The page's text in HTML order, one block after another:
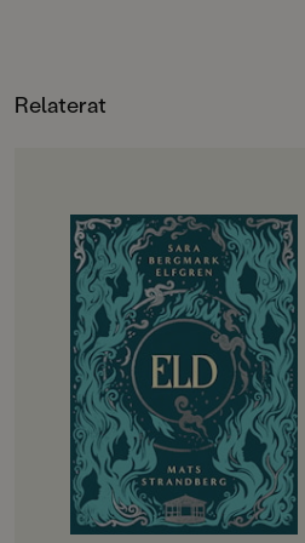
Relaterat
OM BOKEN
De utvalda ska börja andra året på
gymnasiet. Hela sommarlovet har
de hållit andan i väntan på
demonernas nästa drag. Men hotet
kommer från ett håll de aldrig
kunnat förutse. Det blir alltmer
uppenbart att något är väldigt,
väldigt fel i Engelsfors. Det
förflutna vävs ihop med nuet. De
levande möter de döda. De utvalda
knyts allt tätare till varandra och
påminns återigen om att magi inte